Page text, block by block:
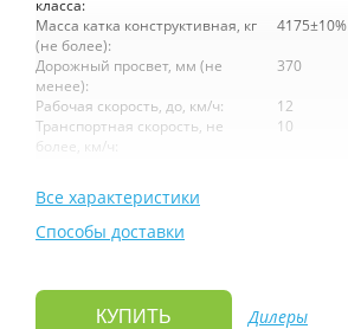
класса:
Масса катка конструктивная, кг
(не более):
4175±10%
Дорожный просвет, мм (не
менее):
370
Рабочая скорость, до, км/ч:
12
Транспортная скорость, не
более, км/ч:
10
Все характеристики
Способы доставки
КУПИТЬ Дилеры